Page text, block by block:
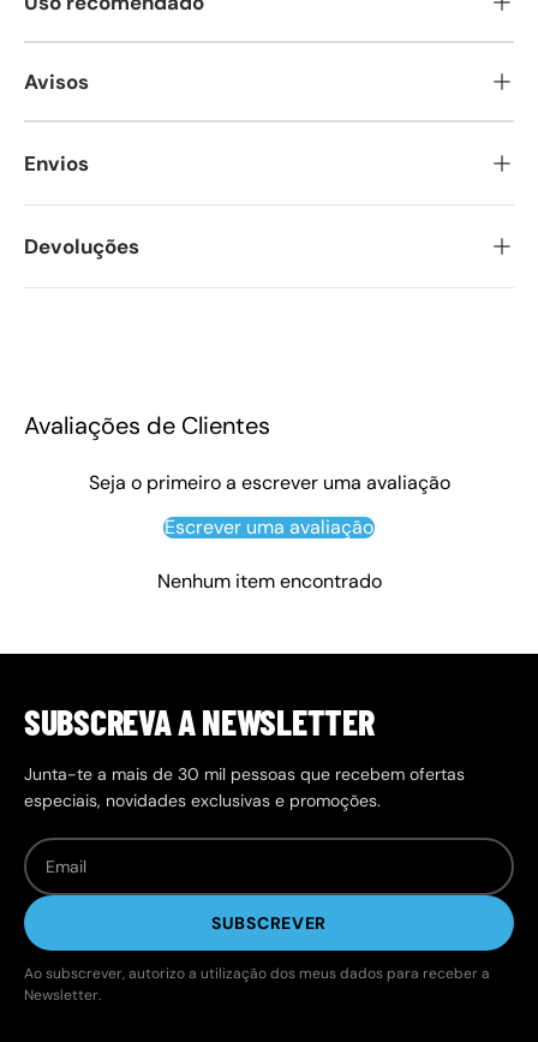
Avisos
Envios
Devoluções
Avaliações de Clientes
Seja o primeiro a escrever uma avaliação
Escrever uma avaliação
Nenhum item encontrado
SUBSCREVA A NEWSLETTER
Junta-te a mais de 30 mil pessoas que recebem ofertas
especiais, novidades exclusivas e promoções.
SUBSCREVER
Ao subscrever, autorizo a utilização dos meus dados para receber a
Newsletter.